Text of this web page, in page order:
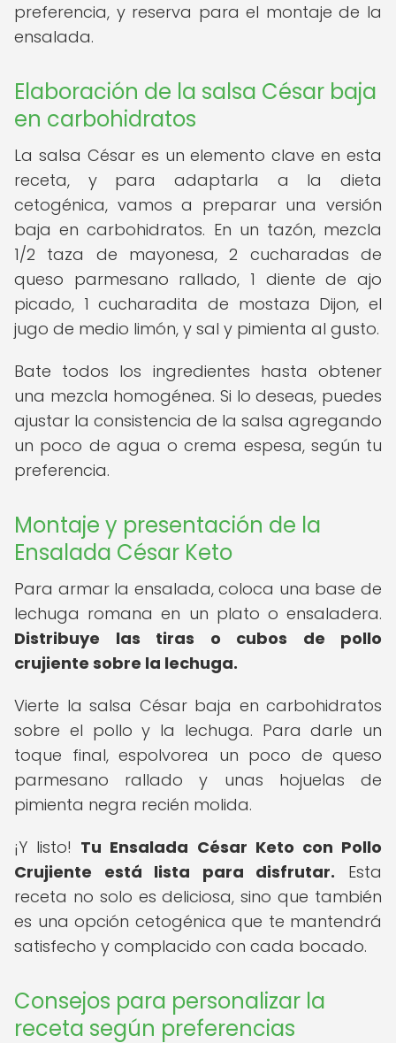
preferencia, y reserva para el montaje de la
ensalada.
Elaboración de la salsa César baja
en carbohidratos
La salsa César es un elemento clave en esta
receta, y para adaptarla a la dieta
cetogénica, vamos a preparar una versión
baja en carbohidratos. En un tazón, mezcla
1/2 taza de mayonesa, 2 cucharadas de
queso parmesano rallado, 1 diente de ajo
picado, 1 cucharadita de mostaza Dijon, el
jugo de medio limón, y sal y pimienta al gusto.
Bate todos los ingredientes hasta obtener
una mezcla homogénea. Si lo deseas, puedes
ajustar la consistencia de la salsa agregando
un poco de agua o crema espesa, según tu
preferencia.
Montaje y presentación de la
Ensalada César Keto
Para armar la ensalada, coloca una base de
lechuga romana en un plato o ensaladera.
Distribuye las tiras o cubos de pollo
crujiente sobre la lechuga.
Vierte la salsa César baja en carbohidratos
sobre el pollo y la lechuga. Para darle un
toque final, espolvorea un poco de queso
parmesano rallado y unas hojuelas de
pimienta negra recién molida.
¡Y listo! Tu Ensalada César Keto con Pollo
Crujiente está lista para disfrutar. Esta
receta no solo es deliciosa, sino que también
es una opción cetogénica que te mantendrá
satisfecho y complacido con cada bocado.
Consejos para personalizar la
receta según preferencias